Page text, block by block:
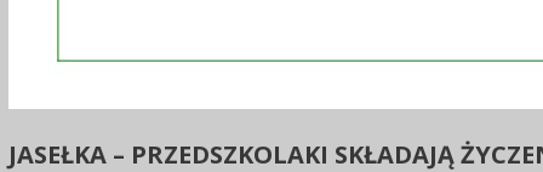
JASEŁKA – PRZEDSZKOLAKI SKŁADAJĄ